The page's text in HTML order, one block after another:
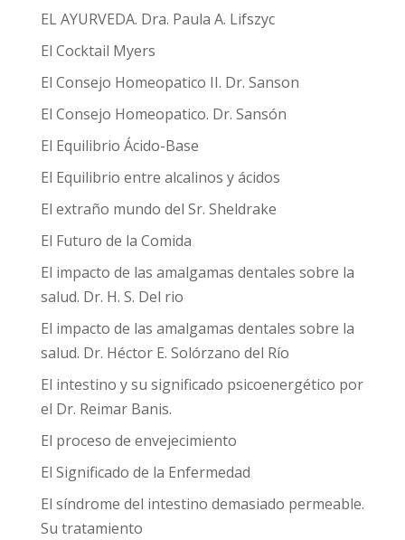
EL AYURVEDA. Dra. Paula A. Lifszyc
El Cocktail Myers
El Consejo Homeopatico II. Dr. Sanson
El Consejo Homeopatico. Dr. Sansón
El Equilibrio Ácido-Base
El Equilibrio entre alcalinos y ácidos
El extraño mundo del Sr. Sheldrake
El Futuro de la Comida
El impacto de las amalgamas dentales sobre la
salud. Dr. H. S. Del rio
El impacto de las amalgamas dentales sobre la
salud. Dr. Héctor E. Solórzano del Río
El intestino y su significado psicoenergético por
el Dr. Reimar Banis.
El proceso de envejecimiento
El Significado de la Enfermedad
El síndrome del intestino demasiado permeable.
Su tratamiento